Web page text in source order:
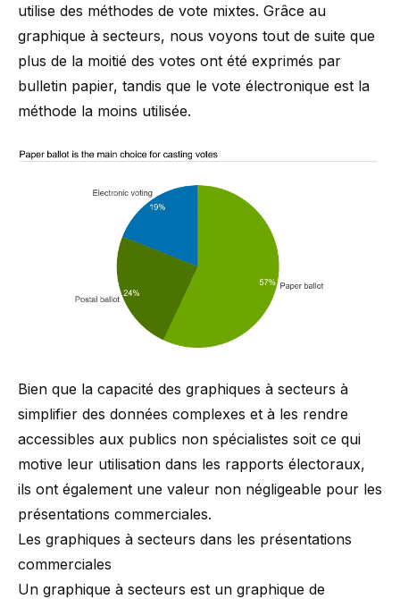
utilise des méthodes de vote mixtes. Grâce au
graphique à secteurs, nous voyons tout de suite que
plus de la moitié des votes ont été exprimés par
bulletin papier, tandis que le vote électronique est la
méthode la moins utilisée.
Bien que la capacité des graphiques à secteurs à
simplifier des données complexes et à les rendre
accessibles aux publics non spécialistes soit ce qui
motive leur utilisation dans les rapports électoraux,
ils ont également une valeur non négligeable pour les
présentations commerciales.
Les graphiques à secteurs dans les présentations
commerciales
Un graphique à secteurs est un graphique de